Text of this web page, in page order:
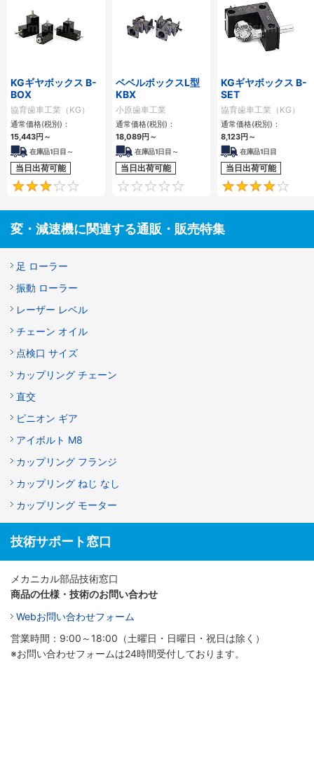
KGギヤボックス B-
BOX
協育歯車工業（KG）
通常価格(税別)：
15,443円～
在庫品1日目～
当日出荷可能
3
ベベルボックスL型
KBX
小原歯車工業
通常価格(税別)：
18,089円～
在庫品1日目～
当日出荷可能
0
KGギヤボックス B-
SET
協育歯車工業（KG）
通常価格(税別)：
8,123円～
在庫品1日目
当日出荷可能
変・減速機に関連する通販・販売特集
足 ローラー
振動 ローラー
レーザー レベル
チェーン オイル
点検口 サイズ
カップリング チェーン
直交
ピニオン ギア
アイボルト M8
カップリング フランジ
カップリング ねじ なし
カップリング モーター
技術サポート窓口
メカニカル部品技術窓口
商品の仕様・技術のお問い合わせ
Webお問い合わせフォーム
営業時間：9:00～18:00（土曜日・日曜日・祝日は除く）
※お問い合わせフォームは24時間受付しております。